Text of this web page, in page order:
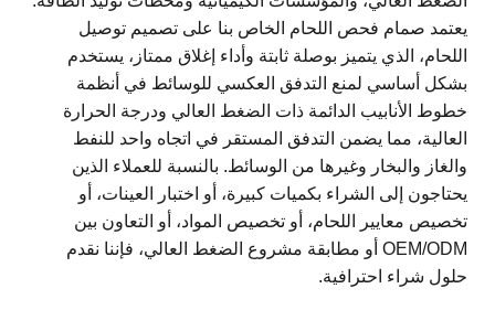
يعتمد صمام فحص اللحام الخاص بنا على تصميم توصيل
اللحام، الذي يتميز بوصلة ثابتة وأداء إغلاق ممتاز، يستخدم
بشكل أساسي لمنع التدفق العكسي للوسائط في أنظمة
خطوط الأنابيب الدائمة ذات الضغط العالي ودرجة الحرارة
العالية، مما يضمن التدفق المستقر في اتجاه واحد للنفط
والغاز والبخار وغيرها من الوسائط. بالنسبة للعملاء الذين
يحتاجون إلى الشراء بكميات كبيرة، أو اختبار العينات، أو
تخصيص معايير اللحام، أو تخصيص المواد، أو التعاون بين
OEM/ODM أو مطابقة مشروع الضغط العالي، فإننا نقدم
حلول شراء احترافية.